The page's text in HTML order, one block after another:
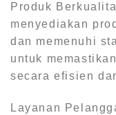
Produk
menyediakan
dan memenuhi
untuk
secara efisien
Layanan